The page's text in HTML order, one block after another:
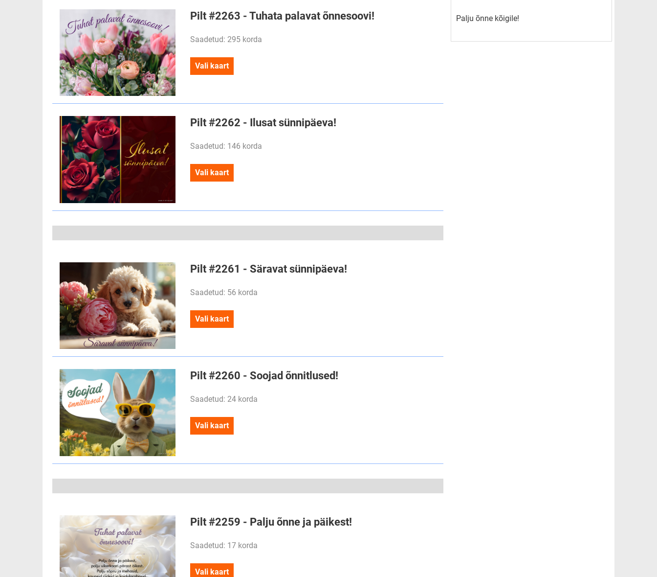
Pilt #2263 - Tuhata palavat õnnesoovi!
Saadetud: 295 korda
Vali kaart
Pilt #2262 - Ilusat sünnipäeva!
Saadetud: 146 korda
Vali kaart
Pilt #2261 - Säravat sünnipäeva!
Saadetud: 56 korda
Vali kaart
Pilt #2260 - Soojad õnnitlused!
Saadetud: 24 korda
Vali kaart
Pilt #2259 - Palju õnne ja päikest!
Saadetud: 17 korda
Vali kaart
Palju õnne kõigile!